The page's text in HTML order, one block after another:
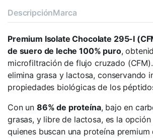
DescripciónMarca
Premium Isolate Chocolate 295-I
de suero de leche 100% puro,
microfiltración de flujo cruzado
elimina grasa y lactosa, conservando
propiedades biológicas de los
Con un 86% de proteína, bajo en
grasas, y libre de lactosa, es la
quienes buscan una proteína premium